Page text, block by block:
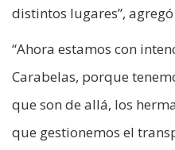
distintos lugares”,
“Ahora estamos con
Carabelas, porque
que son de allá, los
que gestionemos el